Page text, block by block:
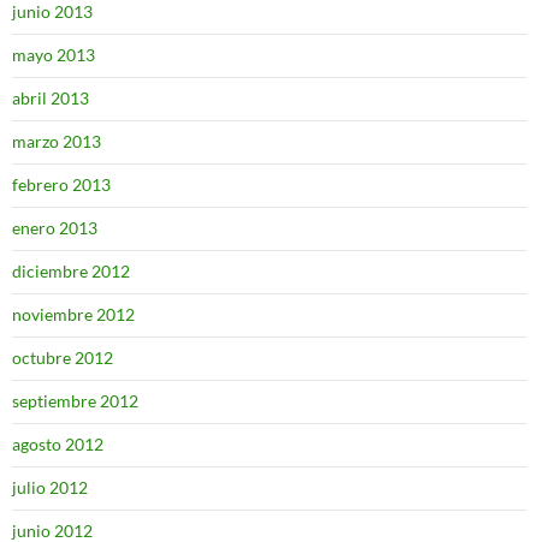
junio 2013
mayo 2013
abril 2013
marzo 2013
febrero 2013
enero 2013
diciembre 2012
noviembre 2012
octubre 2012
septiembre 2012
agosto 2012
julio 2012
junio 2012